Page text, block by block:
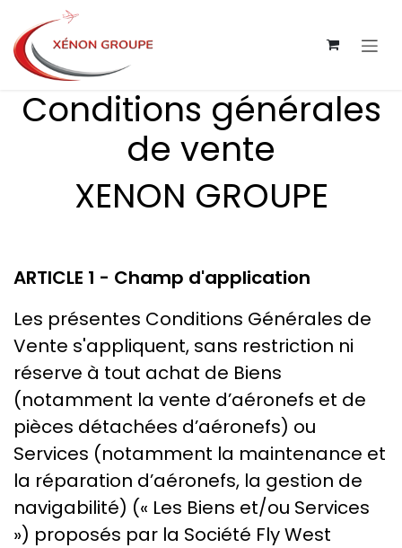
Skip to Content
Conditions générales
de vente
XENON GROUPE
ARTICL​E 1 - Champ d'application
Les présentes Conditions Générales de
Vente s'appliquent, sans restriction ni
réserve à tout achat de Biens
(notamment la vente d’aéronefs et de
pièces détachées d’aéronefs) ou
Services (notamment la maintenance et
la réparation d’aéronefs, la gestion de
navigabilité) (« Les Biens et/ou Services
») proposés par la Société Fly West